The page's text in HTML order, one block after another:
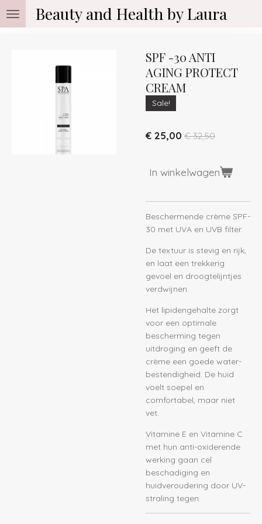
Ga
Beauty and Health by Laura
SPF -30 ANTI
AGING PROTECT
CREAM
Sale!
€ 25,00 € 32,50
In winkelwagen
Beschermende crème SPF-
30 met UVA en UVB filter.
De textuur is stevig en rijk,
en laat een trekkerig
gevoel en droogtelijntjes
verdwijnen.
Het lipidengehalte zorgt
voor een optimale
bescherming tegen
uitdroging en geeft de
crème een goede water-
bestendigheid. De huid
voelt soepel en
comfortabel, maar niet
vet.
Vitamine E en Vitamine C
met hun anti-oxiderende
werking gaan cel
beschadiging en
huidveroudering door UV-
straling tegen.